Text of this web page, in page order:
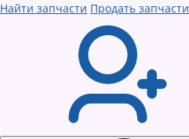
Найти запчасти Продать запчасти